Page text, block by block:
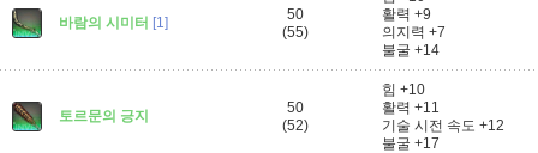
바람의 시미터 [1]
50
(55)
활력 +9
의지력 +7
불굴 +14
토르문의 긍지
50
(52)
힘 +10
활력 +11
기술 시전 속도 +12
불굴 +17